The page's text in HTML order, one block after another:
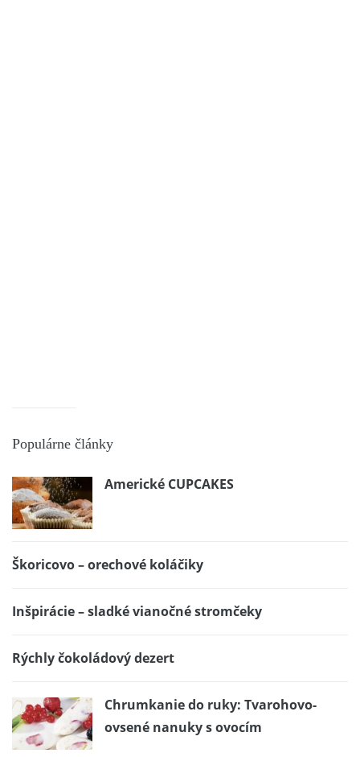
Populárne články
Americké CUPCAKES
Škoricovo – orechové koláčiky
Inšpirácie – sladké vianočné stromčeky
Rýchly čokoládový dezert
Chrumkanie do ruky: Tvarohovo-
ovsené nanuky s ovocím